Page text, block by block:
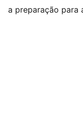
a preparação para